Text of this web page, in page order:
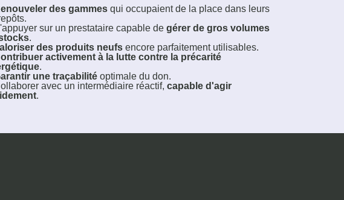
des gammesqui occupaient de la place dans leurs
sur un prestataire capable degérer de gros volumes
.
des produits neufs encore parfaitement utilisables.
activement à la lutte contre la précarité
.
une traçabilité optimale du don.
avec un intermédiaire réactif,capable d'agir
.